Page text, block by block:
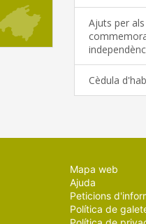
Ajuts per
Cèdula
Mapa web
Ajuda
Peticions
Política de